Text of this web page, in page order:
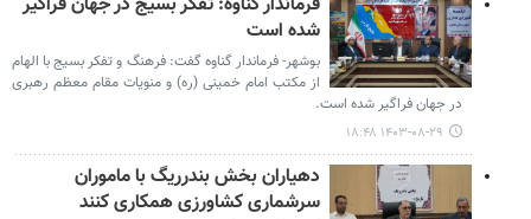
شده است
بوشهر- فرماندار گناوه گفت: فرهنگ و تفکر بسیج با الهام
از مکتب امام خمینی (ره) و منویات مقام معظم رهبری
در جهان فراگیر شده است.
۱۴۰۳-۰۸-۲۹ ۱۸:۴۸
دهیاران بخش بندرریگ با ماموران
سرشماری کشاورزی همکاری کنند